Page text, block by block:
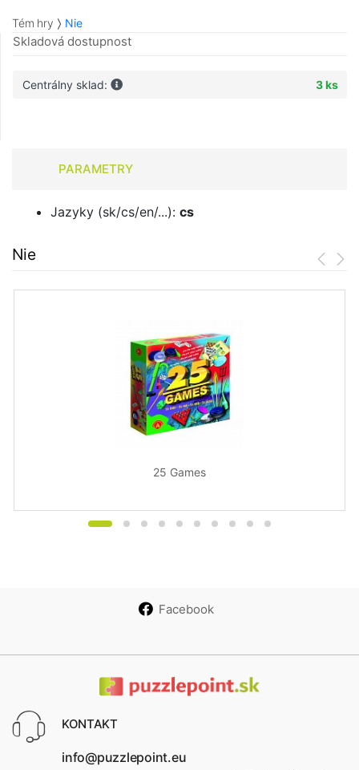
Tém hry Nie
Skladová dostupnost
Centrálny sklad: 3 ks
PARAMETRY
Jazyky (sk/cs/en/...): cs
Nie
25 Games
Facebook
KONTAKT
info@puzzlepoint.eu